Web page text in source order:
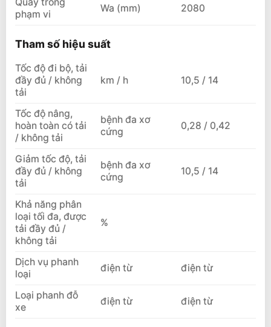
phạm vi
Wa (mm) 2080
Tham số hiệu suất
Tốc độ đi bộ, tải
đầy đủ / không
tải
km / h 10,5 / 14
Tốc độ nâng,
hoàn toàn có tải
/ không tải
bệnh đa xơ
cứng
0,28 / 0,42
Giảm tốc độ, tải
đầy đủ / không
tải
bệnh đa xơ
cứng
10,5 / 14
Khả năng phân
loại tối đa, được
tải đầy đủ /
không tải
%
Dịch vụ phanh
loại
điện từ điện từ
Loại phanh đỗ
xe
điện từ điện từ